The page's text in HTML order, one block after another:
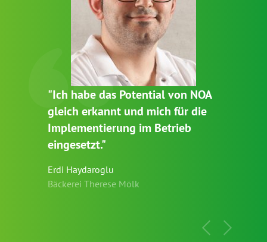
"Ich habe das Potential von NOA
gleich erkannt und mich für die
Implementierung im Betrieb
eingesetzt."
Erdi Haydaroglu
Bäckerei Therese Mölk